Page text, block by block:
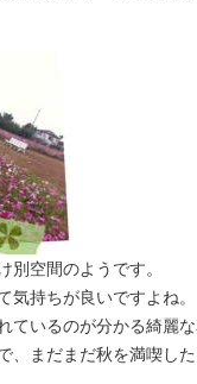
別空間のようです。
気持ちが良いですよね。
ているのが分かる綺麗
、まだまだ秋を満喫し